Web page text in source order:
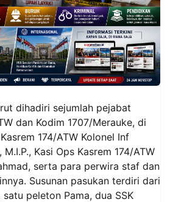
dihadiri sejumlah pejabat
dan Kodim 1707/Merauke, di
174/ATW Kolonel Inf
M.I.P., Kasi Ops Kasrem 174/ATW
serta para perwira staf dan
Susunan pasukan terdiri dari
peleton Pama, dua SSK